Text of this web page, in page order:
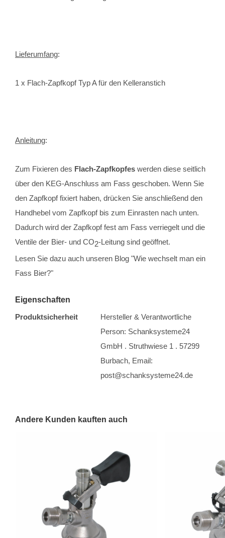
Lieferumfang:
1 x Flach-Zapfkopf Typ A für den Kelleranstich
Anleitung:
Zum Fixieren des Flach-Zapfkopfes werden diese seitlich
über den KEG-Anschluss am Fass geschoben. Wenn Sie
den Zapfkopf fixiert haben, drücken Sie anschließend den
Handhebel vom Zapfkopf bis zum Einrasten nach unten.
Dadurch wird der Zapfkopf fest am Fass verriegelt und die
Ventile der Bier- und CO2-Leitung sind geöffnet.
Lesen Sie dazu auch unseren Blog "Wie wechselt man ein
Fass Bier?"
Eigenschaften
Produktsicherheit
Hersteller & Verantwortliche
Person: Schanksysteme24
GmbH . Struthwiese 1 . 57299
Burbach, Email:
post@schanksysteme24.de
Andere Kunden kauften auch